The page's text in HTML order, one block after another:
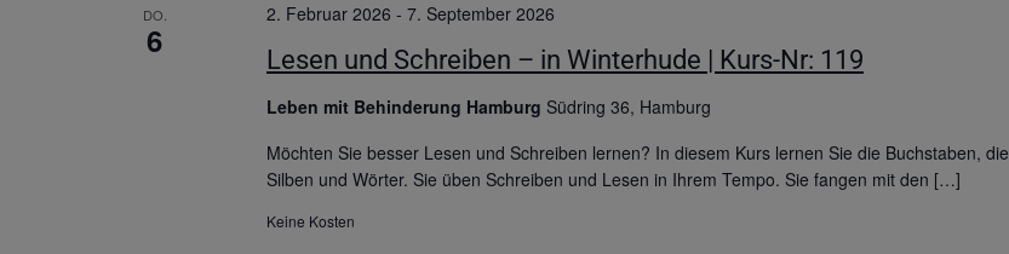
DO.
6 Lesen und Schreiben – in Winterhude | Kurs-Nr: 119
2. Februar 2026 - 7. September 2026
Leben mit Behinderung Hamburg Südring 36, Hamburg
Möchten Sie besser Lesen und Schreiben lernen? In diesem Kurs lernen Sie die Buchstaben, die
Silben und Wörter. Sie üben Schreiben und Lesen in Ihrem Tempo. Sie fangen mit den […]
Keine Kosten